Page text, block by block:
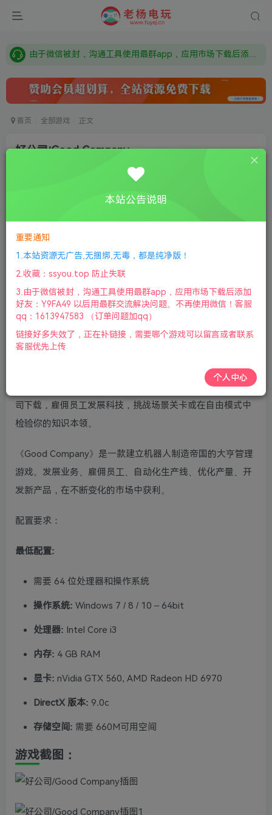
需要什么游戏请联系客服，若链接失效请联系客服，百度网盘边上的激活码也是解压密码
由于微信被封，沟通工具使用最群app，应用市场下载后添加好友：Y9FA49 以后用最群交流解决问题。不再使用微信！
首页 全部游戏 正文
好公司/Good Company
①下载安装教程 ②下载安装视频教程 ③ 游戏运行
版本介绍：v1.0.2正式版|容量1.23GB|官方简体中文|支持键
盘.鼠标|2022年6月22号更新
游戏视频预览：点击查看
游戏介绍：
好公司是一款管理和发展公司的大亨模拟类型游戏，作为公
司的首席执行官建立你的机器人制造帝国。游侠网分享好公
司下载，雇佣员工发展科技，挑战场景关卡或在自由模式中
检验你的知识本领。
《Good Company》是一款建立机器人制造帝国的大亨管理
游戏。发展业务、雇佣员工、自动化生产线、优化产量、开
发新产品，在不断变化的市场中获利。
配置要求：
最低配置:
需要 64 位处理器和操作系统
操作系统: Windows 7 / 8 / 10 – 64bit
处理器: Intel Core i3
内存: 4 GB RAM
显卡: nVidia GTX 560, AMD Radeon HD 6970
DirectX 版本: 9.0c
存储空间: 需要 660M可用空间
游戏截图：
本站公告说明
重要通知
1.本站资源无广告,无捆绑,无毒，都是纯净版！
2.收藏：ssyou.top 防止失联
3.由于微信被封，沟通工具使用最群app，应用市场下载后添加
好友：Y9FA49 以后用最群交流解决问题。不再使用微信！客服
qq：1613947583 （订单问题加qq）
链接好多失效了，正在补链接，需要哪个游戏可以留言或者联系
客服优先上传
个人中心